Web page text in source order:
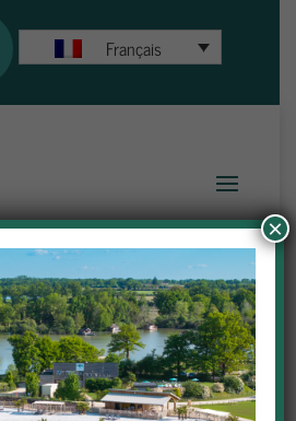
Français
×